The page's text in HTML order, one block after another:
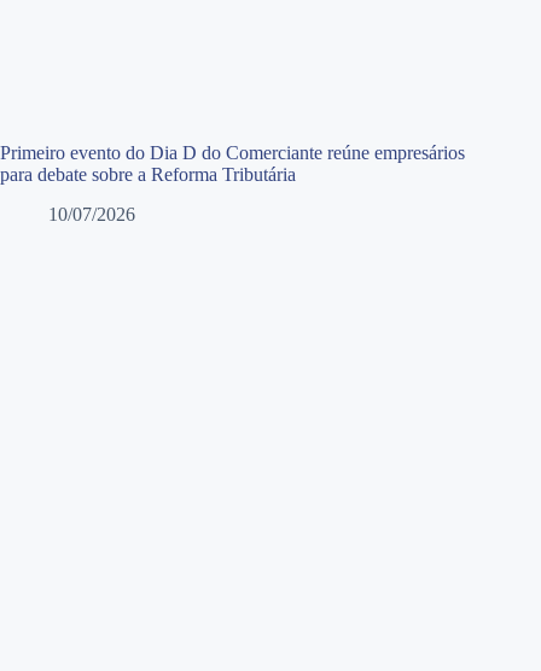
Primeiro evento do Dia D do Comerciante reúne empresários
para debate sobre a Reforma Tributária
10/07/2026